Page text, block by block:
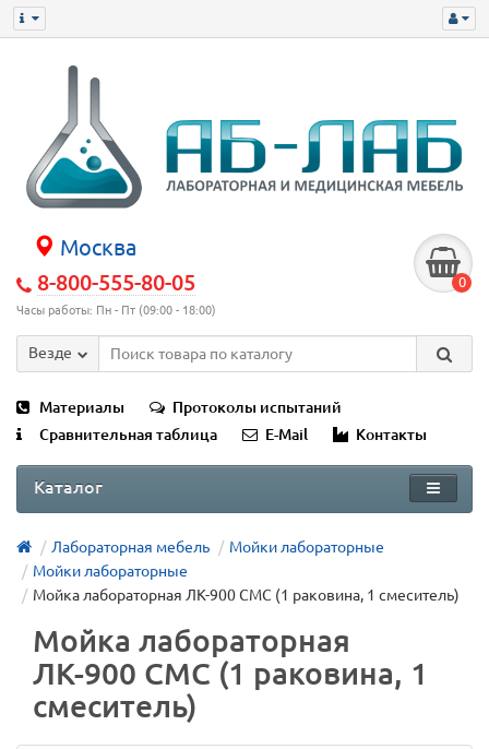
Москва
8-800-555-80-05
Часы работы: Пн - Пт (09:00 - 18:00)
0
Везде
Материалы
Протоколы испытаний
Сравнительная таблица
E-Mail Контакты
Каталог
Лабораторная мебель
Мойки лабораторные
Мойки лабораторные
Мойка лабораторная ЛК-900 СМС (1 раковина, 1 смеситель)
Мойка лабораторная
ЛК-900 СМС (1 раковина, 1
смеситель)